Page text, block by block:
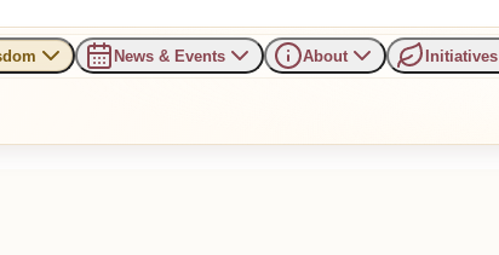
News & Events About Initiatives